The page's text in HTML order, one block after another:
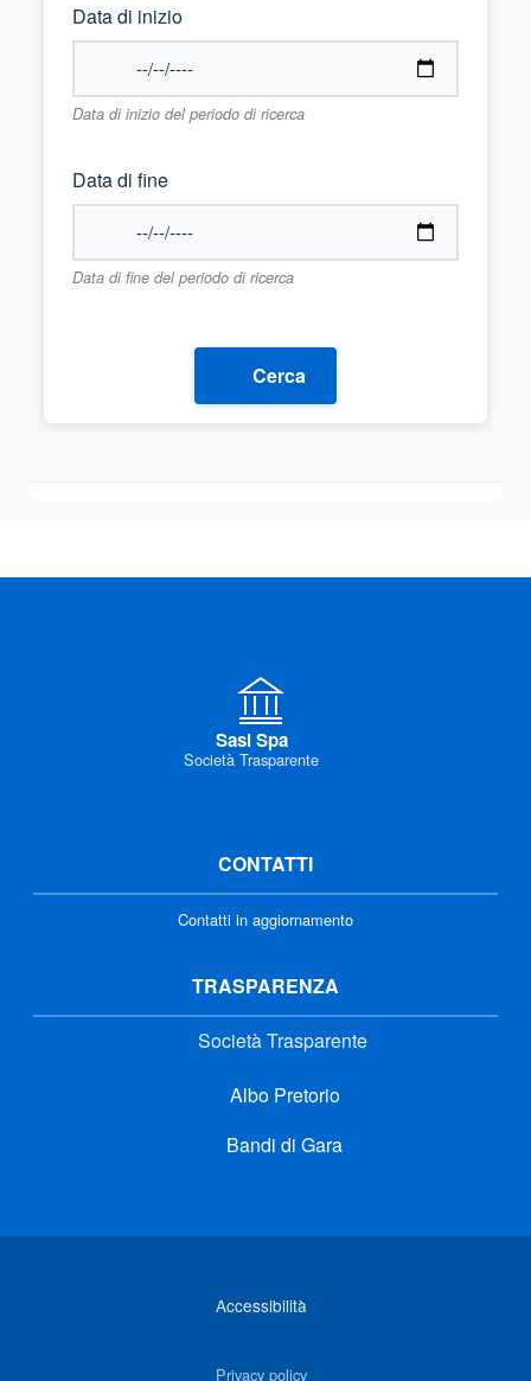
Data di inizio
Data di inizio del periodo di ricerca
Data di fine
Data di fine del periodo di ricerca
Cerca
Sasi Spa
Società Trasparente
CONTATTI
Contatti in aggiornamento
TRASPARENZA
Società Trasparente
Albo Pretorio
Bandi di Gara
Accessibilità
Privacy policy